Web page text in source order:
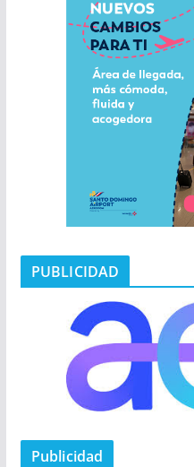
PUBLICIDAD
Publicidad